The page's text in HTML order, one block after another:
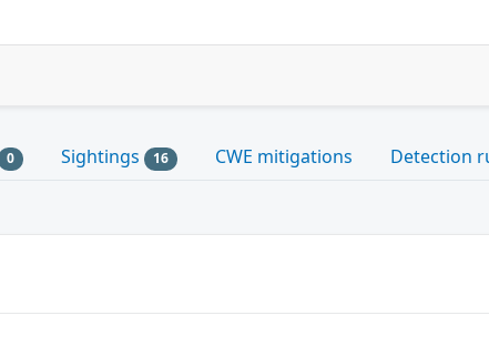
0 Sightings 16 CWE mitigations Detection